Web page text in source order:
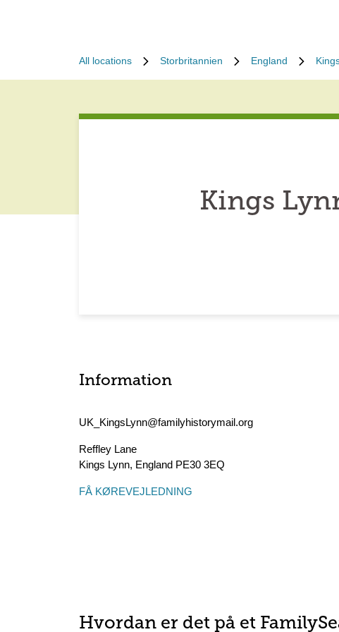
All locations Storbritannien England
Kings
Information
UK_KingsLynn@familyhistorymail.org
Reffley Lane
Kings Lynn, England PE30 3EQ
FÅ KØREVEJLEDNING
Hvordan er det på et